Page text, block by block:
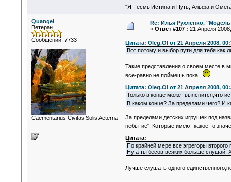
"Я - есмь Истина и Путь, Альфа и
Quangel
Ветеран
Сообщений: 7733
Сaementarius Civitas Solis Aeterna
Re: Илья Рухленко,
« Ответ #107 : 21 Апреля
Цитата: Oleg.Ol от 21 Апреля 2008,
Вот потому и выбор пути для тебя как
Такие представления о своем месте в
все-равно не поймешь пока.
Цитата: Oleg.Ol от 21 Апреля 2008,
Только в конце может выяснится,что
В каком конце? За пределами чего? И
За пределами детских игрушек под
небытие". Которые имеют какое то
Цитата:
По крайней мере все эгрегоры второго
Ну а ты бесов всяких больше слушай.
Лучше слушать одного